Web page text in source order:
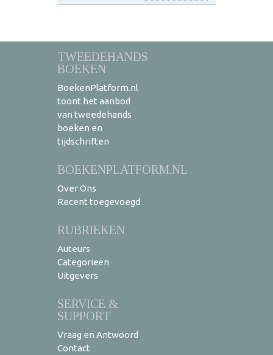
TWEEDEHANDS
BOEKEN
BoekenPlatform.nl
toont het aanbod
van tweedehands
boeken en
tijdschriften
BOEKENPLATFORM.NL
Over Ons
Recent toegevoegd
RUBRIEKEN
Auteurs
Categorieën
Uitgevers
SERVICE &
SUPPORT
Vraag en Antwoord
Contact